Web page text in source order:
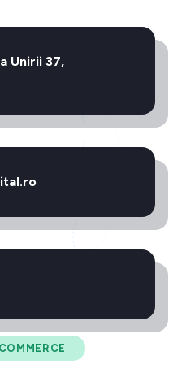
Unirii 37,